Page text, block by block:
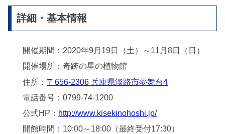
詳細・基本情報
開催期間：2020年9月19日（土）～11月8日（日）
開催場所：奇跡の星の植物館
住所： 〒656-2306 兵庫県淡路市夢舞台4
電話番号：0799-74-1200
公式HP： http://www.kisekinohoshi.jp/
開館時間：10:00～18:00（最終受付17:30）